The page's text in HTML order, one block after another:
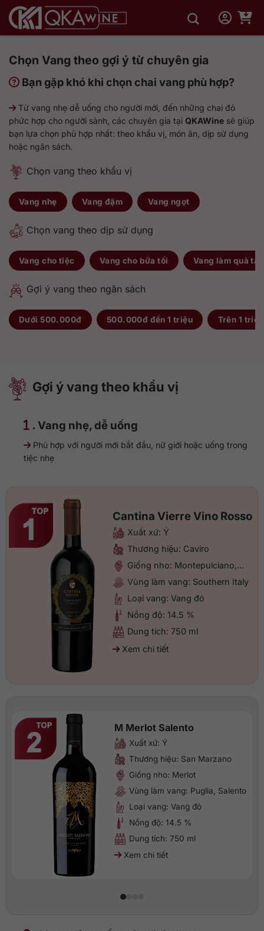
qua
Chọn Vang theo gợi ý từ chuyên gia
Bạn gặp khó khi chọn chai vang phù hợp?
Từ vang nhẹ dễ uống cho người mới, đến những chai đỏ
phức hợp cho người sành, các chuyên gia tại QKAWine sẽ giúp
bạn lựa chọn phù hợp nhất: theo khẩu vị, món ăn, dịp sử dụng
hoặc ngân sách.
Chọn vang theo khẩu vị
Vang nhẹ Vang đậm Vang ngọt
Chọn vang theo dịp sử dụng
Vang cho tiệc Vang cho bữa tối Vang làm quà
Gợi ý vang theo ngân sách
Dưới 500.000đ 500.000đ đến 1 triệu Trên 1 triệu
Gợi ý vang theo khẩu vị
. Vang nhẹ, dễ uống
Phù hợp với người mới bắt đầu, nữ giới hoặc uống trong
tiệc nhẹ
Cantina Vierre Vino Rosso
Xuất xứ: Ý
Thương hiệu: Caviro
Giống nho: Montepulciano,…
Vùng làm vang: Southern Italy
Loại vang: Vang đỏ
Nồng độ: 14.5 %
Dung tích: 750 ml
Xem chi tiết
M Merlot Salento
Xuất xứ: Ý
Thương hiệu: San Marzano
Giống nho: Merlot
Vùng làm vang: Puglia, Salento
Loại vang: Vang đỏ
Nồng độ: 14.5 %
Dung tích: 750 ml
Xem chi tiết